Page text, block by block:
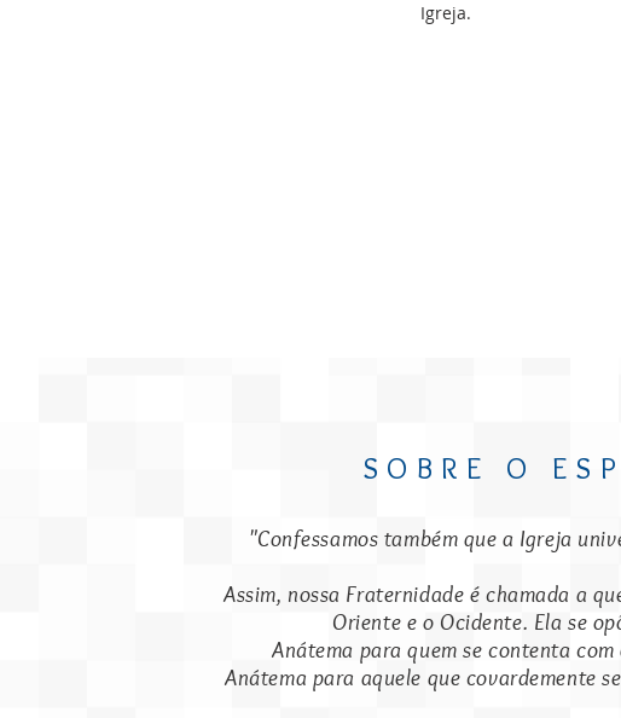
Igreja.
SOBRE O
"Confessamos também que a Igreja
Assim, nossa Fraternidade é chamada a
Oriente e o Ocidente. Ela se
Anátema para quem se contenta
Anátema para aquele que covardemente